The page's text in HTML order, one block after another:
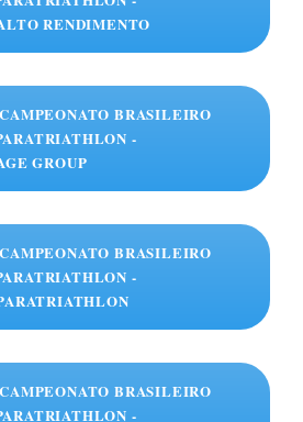
RENDIMENTO
BRASILEIRO
-
GROUP
BRASILEIRO
-
BRASILEIRO
-